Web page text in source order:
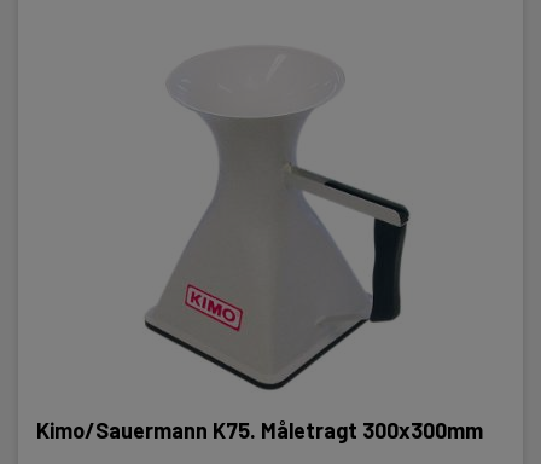
Dimensioner HxBxD (mm):
Kimo/Sauermann K75. Måletragt 300x300mm